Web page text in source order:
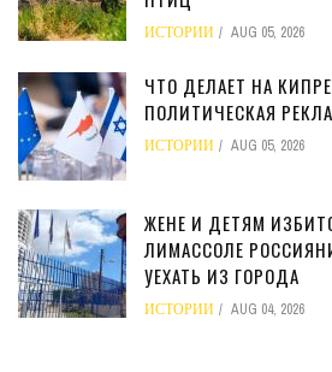
ИСТОРИИ AUG 05, 2026
ЧТО ДЕЛАЕТ НА
ПОЛИТИЧЕСКАЯ
ИСТОРИИ AUG 05, 2026
ЖЕНЕ И ДЕТЯМ
ЛИМАССОЛЕ
УЕХАТЬ ИЗ ГОРОДА
ИСТОРИИ AUG 04, 2026